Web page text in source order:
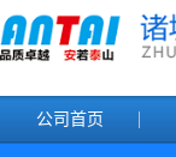
公司首页